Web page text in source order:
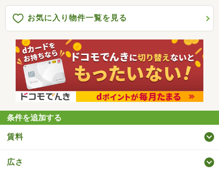
お気に入り物件一覧を見る
条件を追加する
賃料
広さ